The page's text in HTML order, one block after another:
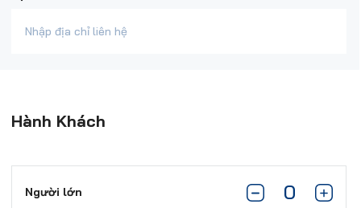
Hành Khách
Người lớn